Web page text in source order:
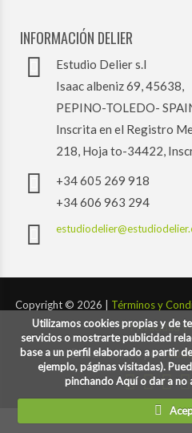
Utilizamos cookies propias y de
servicios o mostrarte publicidad
base a un perfil elaborado a partir
ejemplo, páginas visitadas).
pinchando Aquí o dar a no
INFORMACIÓN DELIER
Estudio Delier s.l
Isaac albeniz 69, 45638,
PEPINO-TOLEDO-
Inscrita en el Registro
218, Hoja to-34422,
+34 605 269 918
+34 606 963 294
Copyright © 2026 | Términos y
Privacidad y
Desarrollado por: